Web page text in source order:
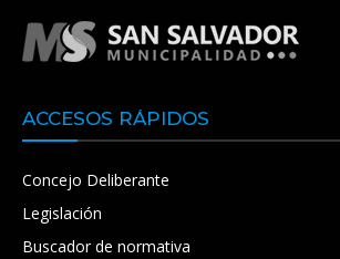
ACCESOS RÁPIDOS
Concejo Deliberante
Legislación
Buscador de normativa